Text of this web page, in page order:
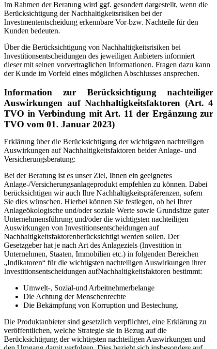
Im Rahmen der Beratung wird ggf. gesondert dargestellt, wenn die
Berücksichtigung der Nachhaltigkeitsrisiken bei der
Investmententscheidung erkennbare Vor-bzw. Nachteile für den
Kunden bedeuten.
Über die Berücksichtigung von Nachhaltigkeitsrisiken bei
Investitionsentscheidungen des jeweiligen Anbieters informiert
dieser mit seinen vorvertraglichen Informationen. Fragen dazu kann
der Kunde im Vorfeld eines möglichen Abschlusses ansprechen.
Information zur Berücksichtigung nachteiliger
Auswirkungen auf Nachhaltigkeitsfaktoren (Art. 4
TVO in Verbindung mit Art. 11 der Ergänzung zur
TVO vom 01. Januar 2023)
Erklärung über die Berücksichtigung der wichtigsten nachteiligen
Auswirkungen auf Nachhaltigkeitsfaktoren beider Anlage- und
Versicherungsberatung:
Bei der Beratung ist es unser Ziel, Ihnen ein geeignetes
Anlage-/Versicherungsanlageprodukt empfehlen zu können. Dabei
berücksichtigen wir auch Ihre Nachhaltigkeitspräferenzen, sofern
Sie dies wünschen. Hierbei können Sie festlegen, ob bei Ihrer
Anlageökologische und/oder soziale Werte sowie Grundsätze guter
Unternehmensführung und/oder die wichtigsten nachteiligen
Auswirkungen von Investitionsentscheidungen auf
Nachhaltigkeitsfaktorenberücksichtigt werden sollen. Der
Gesetzgeber hat je nach Art des Anlageziels (Investition in
Unternehmen, Staaten, Immobilien etc.) in folgenden Bereichen
„Indikatoren“ für die wichtigsten nachteiligen Auswirkungen ihrer
Investitionsentscheidungen aufNachhaltigkeitsfaktoren bestimmt:
Umwelt-, Sozial-und Arbeitnehmerbelange
Die Achtung der Menschenrechte
Die Bekämpfung von Korruption und Bestechung.
Die Produktanbieter sind gesetzlich verpflichtet, eine Erklärung zu
veröffentlichen, welche Strategie sie in Bezug auf die
Berücksichtigung der wichtigsten nachteiligen Auswirkungen und